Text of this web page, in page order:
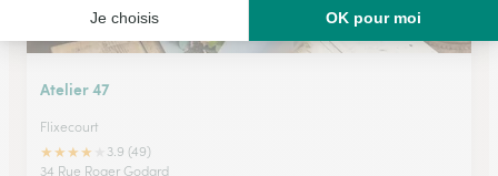
Atelier 47
Flixecourt
★★★★
3.9 (49)
34 Rue Roger Godard